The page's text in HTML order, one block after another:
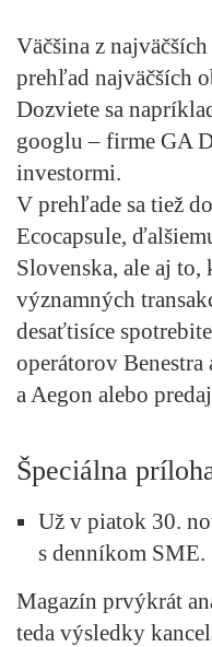
Väčšina z
prehľad najväčších
Dozviete sa
googlu – firme GA
investormi.
V prehľade sa tiež
Ecocapsule,
Slovenska, ale aj
významných
desaťtisíce
operátorov
a Aegon alebo
Špeciálna
Už v piatok 30.
s denníkom SME.
Magazín prvýkrát
teda výsledky